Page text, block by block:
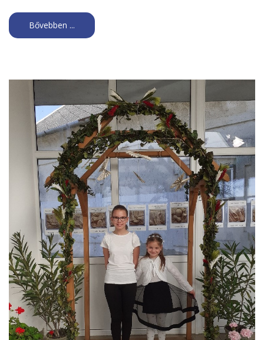
Bővebben ...